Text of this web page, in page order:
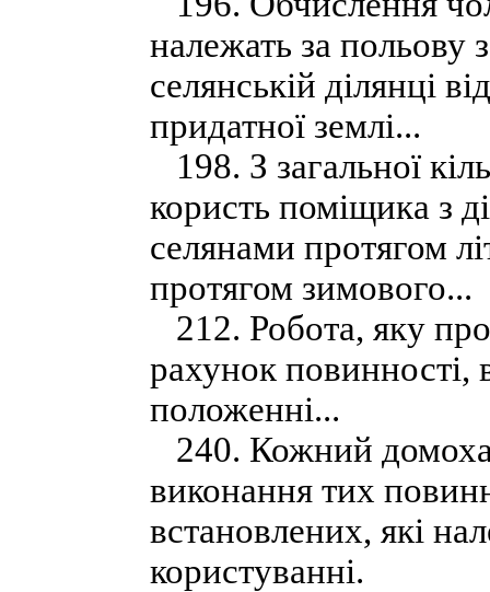
належать за польову
селянській ділянці
придатної землі...
198. З загальної
користь поміщика з
селянами протягом
протягом зимового...
212. Робота, яку
рахунок повинності,
положенні...
240. Кожний
виконання тих
встановлених, які
користуванні.